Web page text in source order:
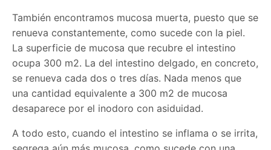
También encontramos mucosa muerta, puesto que se
renueva constantemente, como sucede con la piel.
La superficie de mucosa que recubre el intestino
ocupa 300 m2. La del intestino delgado, en concreto,
se renueva cada dos o tres días. Nada menos que
una cantidad equivalente a 300 m2 de mucosa
desaparece por el inodoro con asiduidad.
A todo esto, cuando el intestino se inflama o se irrita,